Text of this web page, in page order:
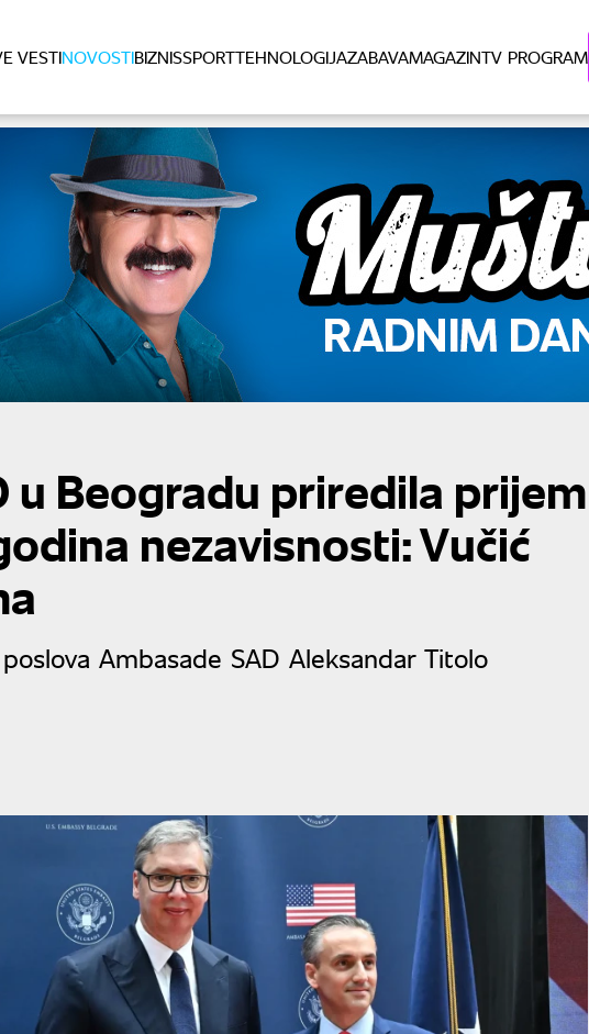
VESTINOVOSTIBIZNISSPORTTEHNOLOGIJAZABAVAMAGAZINTV PROGRAM
u Beogradu priredila prijem
nezavisnosti: Vučić
Ambasade SAD Aleksandar Titolo